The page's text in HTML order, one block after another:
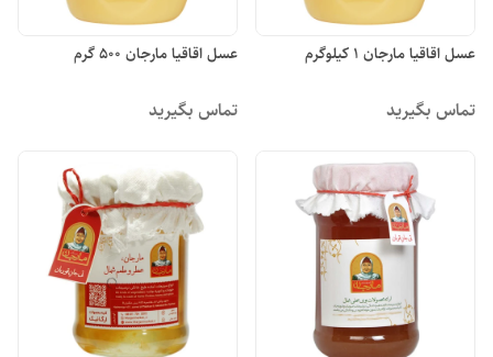
عسل اقاقیا مارجان 1 کیلوگرم
تماس بگیرید
عسل اقاقیا مارجان 500 گرم
تماس بگیرید